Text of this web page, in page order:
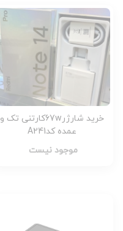
خرید شارژر67wکارتنی تک و
عمده کدA241
موجود نیست